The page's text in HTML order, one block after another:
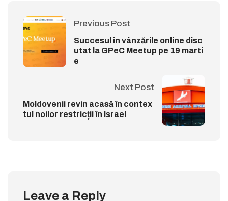
Previous Post
Succesul în vânzările online disc
utat la GPeC Meetup pe 19 marti
e
Next Post
Moldovenii revin acasă în contex
tul noilor restricții în Israel
Leave a Reply